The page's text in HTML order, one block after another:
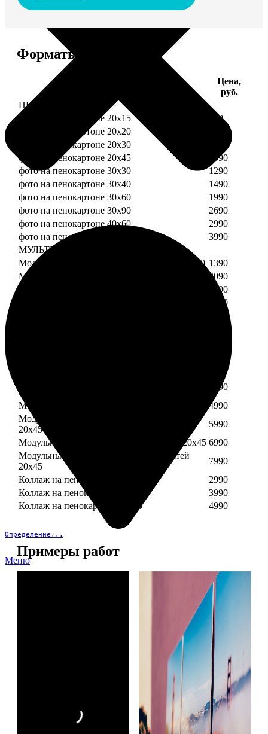
Определение...
Меню
Форматы и цены
Цена,
руб.
ПЕНОКАРТОН
фото на пенокартоне 20х15
690
фото на пенокартоне 20х20
фото на пенокартоне 20х30
фото на пенокартоне 20х45
1090
фото на пенокартоне 30х30
1290
фото на пенокартоне 30х40
1490
фото на пенокартоне 30х60
1990
фото на пенокартоне 30х90
2690
фото на пенокартоне 40х60
2990
фото на пенокартоне 50х70
3990
МУЛЬТИПЕНОКАРТОН
Модульный пенокартон из двух частей 20х20 1390
Модульный пенокартон из трех частей 20х20
2090
1590
2390
2990
20х45
3990
Модульный пенокартон из пяти частей 20х45
4990
Модульный пенокартон из шести частей
20х45
5990
Модульный пенокартон из семи частей 20х45 6990
Модульный пенокартон из восьми частей
20х45
7990
Коллаж на пенокартоне 30х30
2990
Коллаж на пенокартоне 30х60
3990
Коллаж на пенокартоне 30х90
4990
Примеры работ